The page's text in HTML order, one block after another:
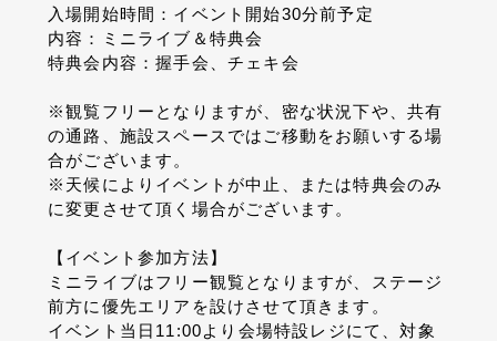
入場開始時間：イベント開始30分前予定
内容：ミニライブ＆特典会
特典会内容：握手会、チェキ会
※観覧フリーとなりますが、密な状況下や、共有
の通路、施設スペースではご移動をお願いする場
合がございます。
※天候によりイベントが中止、または特典会のみ
に変更させて頂く場合がございます。
【イベント参加方法】
ミニライブはフリー観覧となりますが、ステージ
前方に優先エリアを設けさせて頂きます。
イベント当日11:00より会場特設レジにて、対象